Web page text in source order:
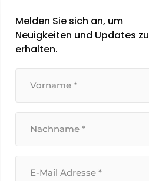
Melden Sie sich an, um
Neuigkeiten und Updates zu
erhalten.